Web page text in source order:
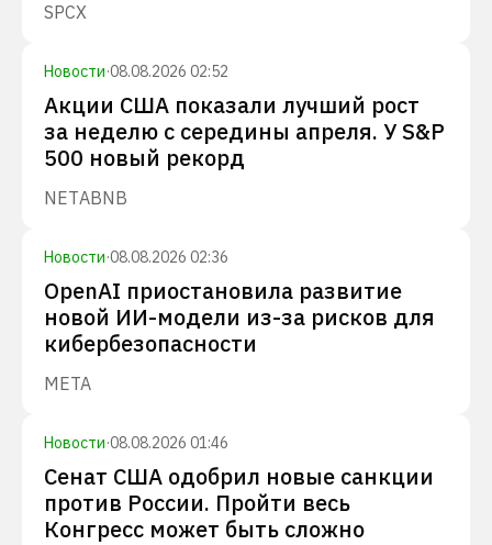
SPCX
Новости·08.08.2026 02:52
Акции США показали лучший рост
за неделю с середины апреля. У S&P
500 новый рекорд
NETABNB
Новости·08.08.2026 02:36
OpenAI приостановила развитие
новой ИИ-модели из-за рисков для
кибербезопасности
META
Новости·08.08.2026 01:46
Сенат США одобрил новые санкции
против России. Пройти весь
Конгресс может быть сложно